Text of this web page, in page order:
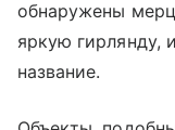
обнаружены
яркую гирлянду,
название.